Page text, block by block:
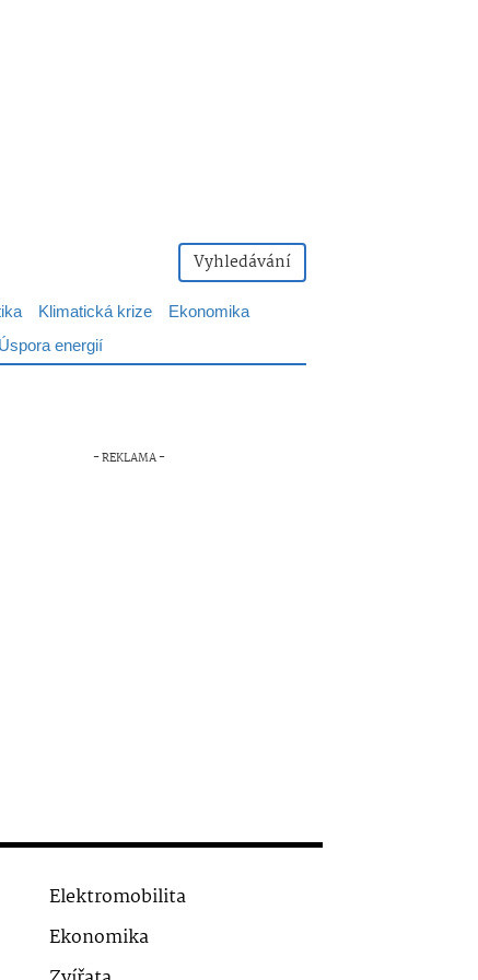
Vyhledávání
Klimatická krize
Ekonomika
Úspora energií
Elektromobilita
Ekonomika